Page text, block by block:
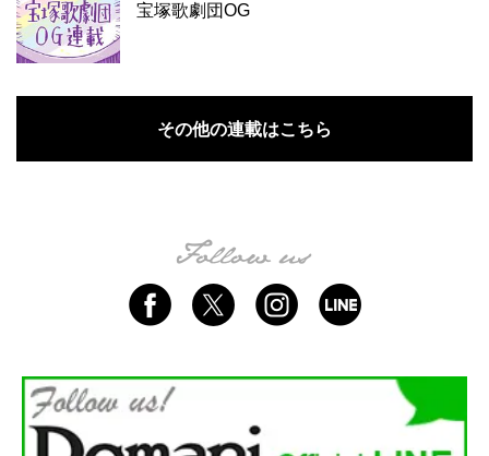
宝塚歌劇団OG
その他の連載はこちら